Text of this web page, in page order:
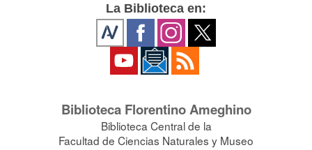
La Biblioteca en:
Biblioteca Florentino Ameghino
Biblioteca Central de la
Facultad de Ciencias Naturales y Museo